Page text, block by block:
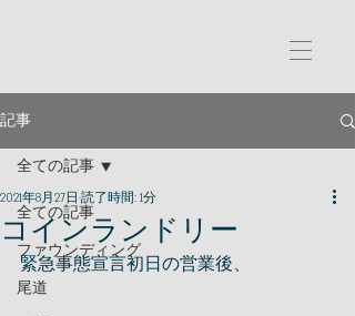
記事
全ての記事
ファウンディング
尾道
全ての記事
コインランドリー
2021年8月27日 読了時間: 1分
緊急事態宣言初日の営業後、